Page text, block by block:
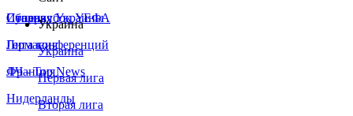
Сборная Украины
Италия
Германия
Франция
Нидерланды
Суперкубок УЕФА
Лига конференций
ЛЧ - Top News
Украина
Украина
Первая лига
Вторая лига